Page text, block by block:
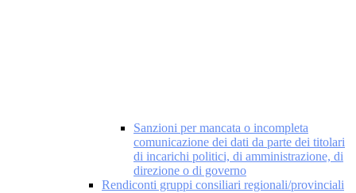
Sanzioni per mancata o incompleta
comunicazione dei dati da parte dei titolari
di incarichi politici, di amministrazione, di
direzione o di governo
Rendiconti gruppi consiliari regionali/provinciali